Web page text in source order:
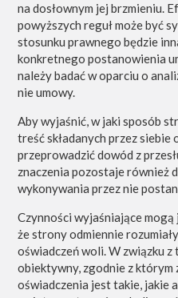
na dosłownym jej brzmieniu.
powyższych reguł może być
stosunku prawnego będzie
konkretnego postanowienia
należy badać w oparciu o
nie umowy.
Aby wyjaśnić, w jaki sposób
treść składanych przez siebie
przeprowadzić dowód z
znaczenia pozostaje również
wykonywania przez nie
Czynności wyjaśniające
że strony odmiennie
oświadczeń woli. W związku
obiektywny, zgodnie z którym
oświadczenia jest takie, jakie